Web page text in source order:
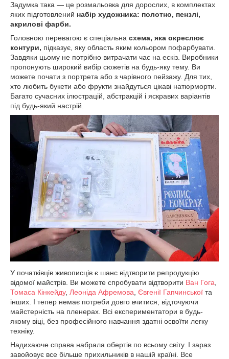
Задумка така — це розмальовка для дорослих, в комплектах
яких підготовлений набір художника: полотно, пензлі,
акрилові фарби.
Головною перевагою є спеціальна схема, яка окреслює
контури, підказує, яку область яким кольором пофарбувати.
Завдяки цьому не потрібно витрачати час на ескіз. Виробники
пропонують широкий вибір сюжетів на будь-яку тему. Ви
можете почати з портрета або з чарівного пейзажу. Для тих,
хто любить букети або фрукти знайдуться цікаві натюрморти.
Багато сучасних ілюстрацій, абстракцій і яскравих варіантів
під будь-який настрій.
У початківців живописців є шанс відтворити репродукцію
відомої майстрів. Ви можете спробувати відтворити Ван Гога
Томаса Кінкейду, Леоніда Афремова Євгенії Гапчинської та
інших. І тепер немає потреби довго вчитися, відточуючи
майстерність на пленерах. Всі експериментатори в будь-
якому віці, без професійного навчання здатні освоїти легку
техніку.
Надихаюче справа набрала обертів по всьому світу. І зараз
завойовує все більше прихильників в нашій країні. Все